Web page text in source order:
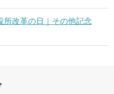
所改革の日｜その他記念